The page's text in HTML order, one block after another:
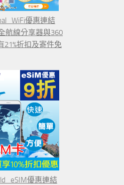
優惠連結
航線分享器與360
21%折扣及寄件免
優惠連結